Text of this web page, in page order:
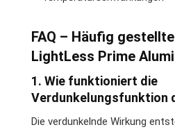
FAQ – Häufig
LightLess Prime
1. Wie funktioniert die
Verdunkelungsfunktion
Die verdunkelnde Wirkung